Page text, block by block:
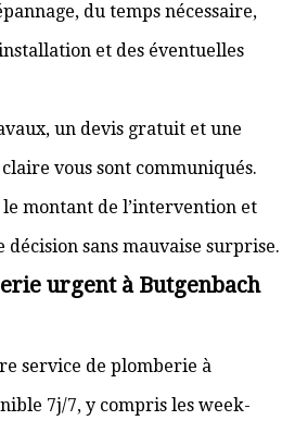
du temps nécessaire,
et des éventuelles
un devis gratuit et une
vous sont communiqués.
le montant de l’intervention et
sans mauvaise surprise.
urgent à Butgenbach
service de plomberie à
7j/7, y compris les week-